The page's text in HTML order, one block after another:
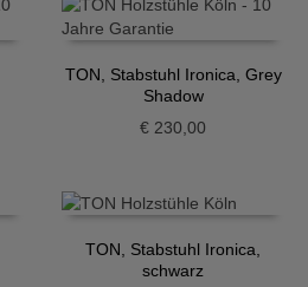
TON, Stabstuhl Ironica, Grey
Shadow
€ 230,00
TON, Stabstuhl Ironica,
schwarz